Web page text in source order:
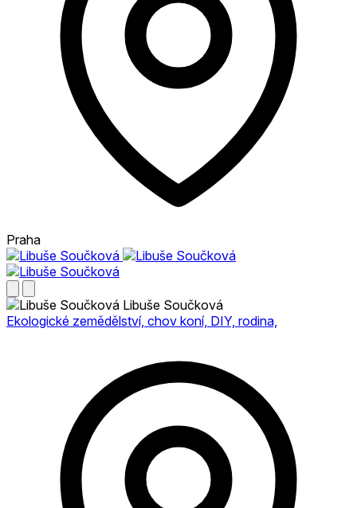
Praha
Libuše Součková
Ekologické zemědělství, chov koní, DIY, rodina,